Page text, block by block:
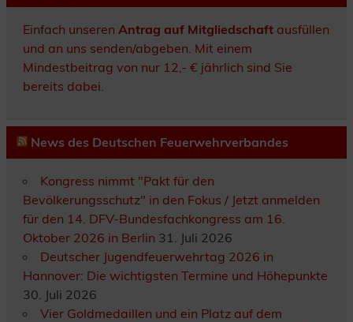
Einfach unseren Antrag auf Mitgliedschaftausfüllen
und an uns senden/abgeben. Mit einem
Mindestbeitrag von nur 12,- € jährlich sind Sie
bereits dabei.
News des Deutschen Feuerwehrverbandes
Kongress nimmt "Pakt für den
Bevölkerungsschutz" in den Fokus / Jetzt anmelden
für den 14. DFV-Bundesfachkongress am 16.
Oktober 2026 in Berlin 31. Juli 2026
Deutscher Jugendfeuerwehrtag 2026 in
Hannover: Die wichtigsten Termine und Höhepunkte
30. Juli 2026
Vier Goldmedaillen und ein Platz auf dem